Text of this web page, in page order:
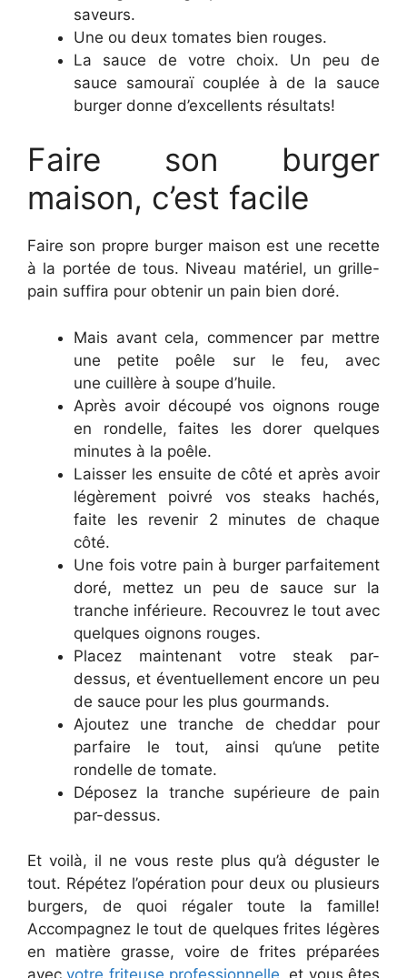
saveurs.
Une ou deux tomates bien rouges.
La sauce de votre choix. Un peu de
sauce samouraï couplée à de la sauce
burger donne d’excellents résultats!
Faire son burger
maison, c’est facile
Faire son propre burger maison est une recette
à la portée de tous. Niveau matériel, un grille-
pain suffira pour obtenir un pain bien doré.
Mais avant cela, commencer par mettre
une petite poêle sur le feu, avec
une cuillère à soupe d’huile.
Après avoir découpé vos oignons rouge
en rondelle, faites les dorer quelques
minutes à la poêle.
Laisser les ensuite de côté et après avoir
légèrement poivré vos steaks hachés,
faite les revenir 2 minutes de chaque
côté.
Une fois votre pain à burger parfaitement
doré, mettez un peu de sauce sur la
tranche inférieure. Recouvrez le tout avec
quelques oignons rouges.
Placez maintenant votre steak par-
dessus, et éventuellement encore un peu
de sauce pour les plus gourmands.
Ajoutez une tranche de cheddar pour
parfaire le tout, ainsi qu’une petite
rondelle de tomate.
Déposez la tranche supérieure de pain
par-dessus.
Et voilà, il ne vous reste plus qu’à déguster le
tout. Répétez l’opération pour deux ou plusieurs
burgers, de quoi régaler toute la famille!
Accompagnez le tout de quelques frites légères
en matière grasse, voire de frites préparées